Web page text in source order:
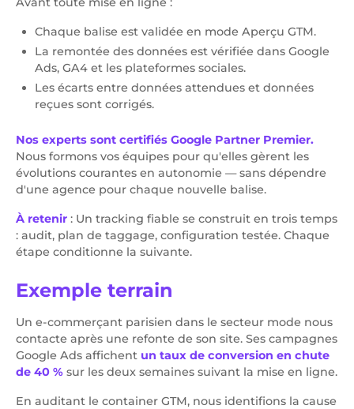
Chaque balise est validée en mode Aperçu GTM.
La remontée des données est vérifiée dans Google
Ads, GA4 et les plateformes sociales.
Les écarts entre données attendues et données
reçues sont corrigés.
Nos experts sont certifiés Google Partner Premier.
Nous formons vos équipes pour qu'elles gèrent les
évolutions courantes en autonomie — sans dépendre
d'une agence pour chaque nouvelle balise.
À retenir : Un tracking fiable se construit en trois temps
: audit, plan de taggage, configuration testée. Chaque
étape conditionne la suivante.
Exemple terrain
Un e-commerçant parisien dans le secteur mode nous
contacte après une refonte de son site. Ses campagnes
Google Ads affichent un taux de conversion en chute
de 40 % sur les deux semaines suivant la mise en ligne.
En auditant le container GTM, nous identifions la cause